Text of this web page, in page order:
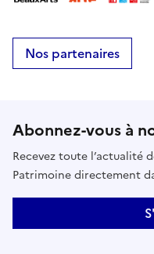
Nos partenaires
Abonnez-vous à
Recevez toute l’actualité
Patrimoine directement